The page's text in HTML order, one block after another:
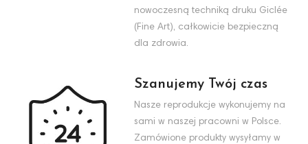
nowoczesną techniką druku Giclée
(Fine Art), całkowicie bezpieczną
dla zdrowia.
Szanujemy Twój czas
Nasze reprodukcje wykonujemy na
sami w naszej pracowni w Polsce.
Zamówione produkty wysyłamy w